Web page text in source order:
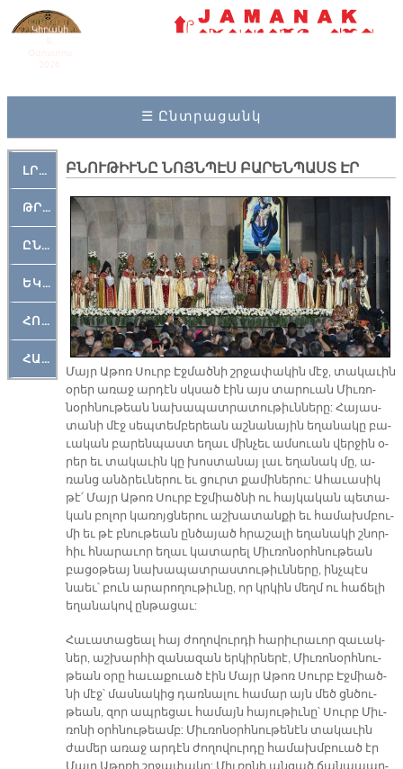
Կիրակի
☰ Ընտրացանկ
ԼՐԱՀՈՍ
ԹՐՔԱՀԱՅ ԿԵԱՆՔ
ԸՆԿԵՐԱՄՇԱԿՈՒԹԱՅԻՆ
ԵԿԵՂԵՑԱԿԱՆ
ՀՈԳԵՄՏԱՒՈՐ
ՀԱՐԹԱԿ
ԲՆՈՒԹԻՒՆԸ ՆՈՅՆՊԷՍ ԲԱՐԵՆՊԱՍՏ ԷՐ
Մայր Ա­թոռ Սուրբ Էջ­մած­նի շրջա­փա­կին մէջ, տա­կա­ւին
օ­րեր ա­ռաջ ար­դէն սկսած էին այս տա­րուան Միւ­ռո­
նօրհ­նու­թեան նա­խա­պատ­րա­տու­թիւն­նե­րը: Հա­յաս­
տա­նի մէջ սեպ­տեմ­բե­րեան աշ­նա­նա­յին ե­ղա­նա­կը բա­
ւա­կան բա­րեն­պաստ ե­ղաւ մին­չեւ ամ­սուան վեր­ջին օ­
րեր եւ տա­կա­ւին կը խոս­տա­նայ լաւ ե­ղա­նակ մը, ա­
ռանց անձ­րեւ­նե­րու եւ ցուրտ քա­մի­նե­րու: Ա­հա­ւա­սիկ
թէ՛ Մայր Ա­թոռ Սուրբ Էջ­միած­նի ու հայ­կա­կան պե­տա­
կան բո­լոր կա­ռոյց­նե­րու աշ­խա­տան­քի եւ հա­մախմ­բու­
մի եւ թէ բնու­թեան ըն­ծա­յած հրա­շա­լի ե­ղա­նա­կի շնոր­
հիւ հնա­րա­ւոր ե­ղաւ կա­տա­րել Միւ­ռո­նօրհ­նու­թեան
բա­ցօ­թեայ նա­խա­պատ­րաս­տու­թիւն­նե­րը, ինչ­պէս
նաեւ՝ բուն ա­րա­րո­ղու­թիւ­նը, որ կրկին մեղմ ու հա­ճե­լի
ե­ղա­նա­կով ըն­թա­ցաւ:
Հա­ւա­տա­ցեալ հայ ժո­ղո­վուր­դի հա­րիւ­րա­ւոր զա­ւակ­
ներ, աշ­խար­հի զա­նա­զան եր­կիր­նե­րէ, Միւ­ռո­նօրհ­նու­
թեան օ­րը հա­ւա­քուած էին Մայր Ա­թոռ Սուրբ Էջ­միած­
նի մէջ՝ մաս­նա­կի­ց դառ­նա­լու հա­մար այն մեծ ցնծու­
թեա­ն, զոր ապ­րե­ցաւ հա­մայն հա­յու­թիւ­նը՝ Սուրբ Միւ­
ռո­նի օրհ­նու­թեամբ: Միւ­ռո­նօրհ­նու­թե­նէն տա­կա­ւին
ժա­մեր ա­ռաջ ար­դէն ժո­ղո­վուր­դը հա­մախմ­բուած էր